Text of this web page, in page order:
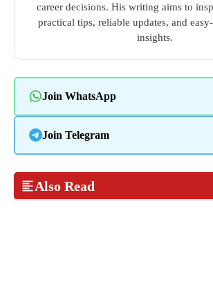
career decisions. His writing aims to
practical tips, reliable updates, and
insights.
Join WhatsApp
Join Telegram
Also Read